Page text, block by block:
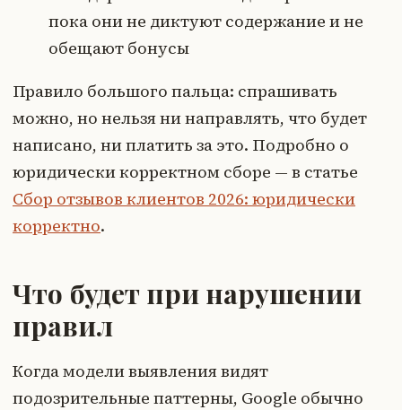
пока они не диктуют содержание и не
обещают бонусы
Правило большого пальца: спрашивать
можно, но нельзя ни направлять, что будет
написано, ни платить за это. Подробно о
юридически корректном сборе — в статье
Сбор отзывов клиентов 2026: юридически
корректно.
Что будет при нарушении
правил
Когда модели выявления видят
подозрительные паттерны, Google обычно